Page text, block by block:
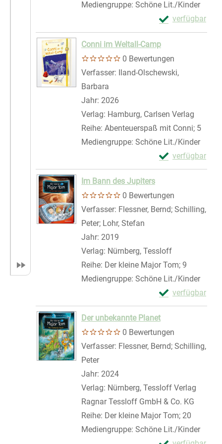
Mediengruppe: Schöne Lit./Kinder
verfügbar
Exemplar-
Zum Download
Conni im Weltall-Camp
0 Bewertungen
Verfasser: Iland-Olschewski,
Barbara
Jahr: 2026
Verlag: Hamburg, Carlsen Verlag
Reihe: Abenteuerspaß mit Conni; 5
Mediengruppe: Schöne Lit./Kinder
verfügbar
Exemplar-
Zum Download
Im Bann des Jupiters
0 Bewertungen
Verfasser: Flessner, Bernd; Schilling,
Peter; Lohr, Stefan
Jahr: 2019
Verlag: Nürnberg, Tessloff
Reihe: Der kleine Major Tom; 9
Mediengruppe: Schöne Lit./Kinder
verfügbar
Exemplar-
Zum Download
Der unbekannte Planet
0 Bewertungen
Verfasser: Flessner, Bernd; Schilling,
PeterSuche nach diesem Verfasser
Jahr: 2024
Verlag: Nürnberg, Tessloff Verlag
Ragnar Tessloff GmbH & Co. KG
Reihe: Der kleine Major Tom; 20
Mediengruppe: Schöne Lit./Kinder